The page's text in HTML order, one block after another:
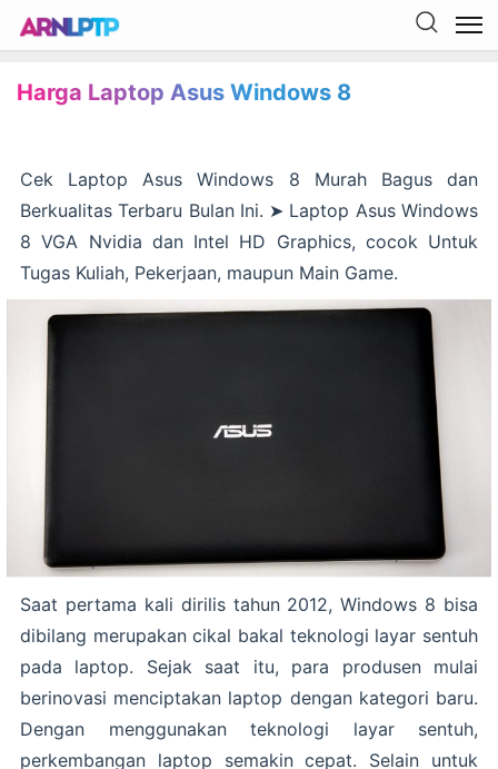
Harga Laptop Asus Windows 8
Cek Laptop Asus Windows 8 Murah Bagus dan
Berkualitas Terbaru Bulan Ini. ➤ Laptop Asus Windows
8 VGA Nvidia dan Intel HD Graphics, cocok Untuk
Tugas Kuliah, Pekerjaan, maupun Main Game.
Saat pertama kali dirilis tahun 2012, Windows 8 bisa
dibilang merupakan cikal bakal teknologi layar sentuh
pada laptop. Sejak saat itu, para produsen mulai
berinovasi menciptakan laptop dengan kategori baru.
Dengan menggunakan teknologi layar sentuh,
perkembangan laptop semakin cepat. Selain untuk